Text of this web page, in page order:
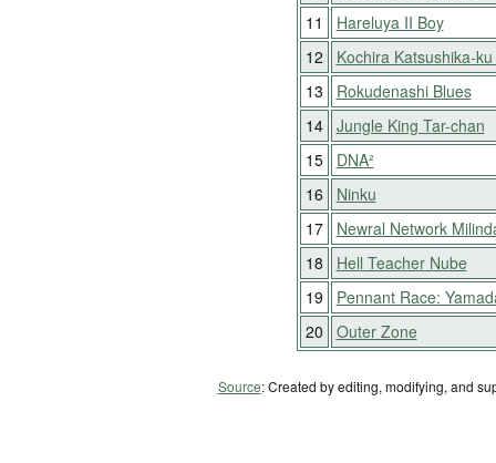
11
Hareluya II Boy
12
Kochira Katsushika-
13
Rokudenashi Blues
14
Jungle King Tar-chan
15
DNA²
16
Ninku
17
Newral Network
18
Hell Teacher Nube
19
Pennant Race:
20
Outer Zone
Source: Created by editing, modifying, and